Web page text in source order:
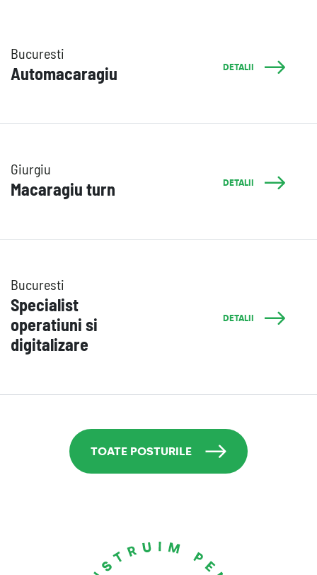
Bucuresti
Automacaragiu DETALII
Giurgiu
Macaragiu turn DETALII
Bucuresti
Specialist
operatiuni si
digitalizare
DETALII
TOATE POSTURILE